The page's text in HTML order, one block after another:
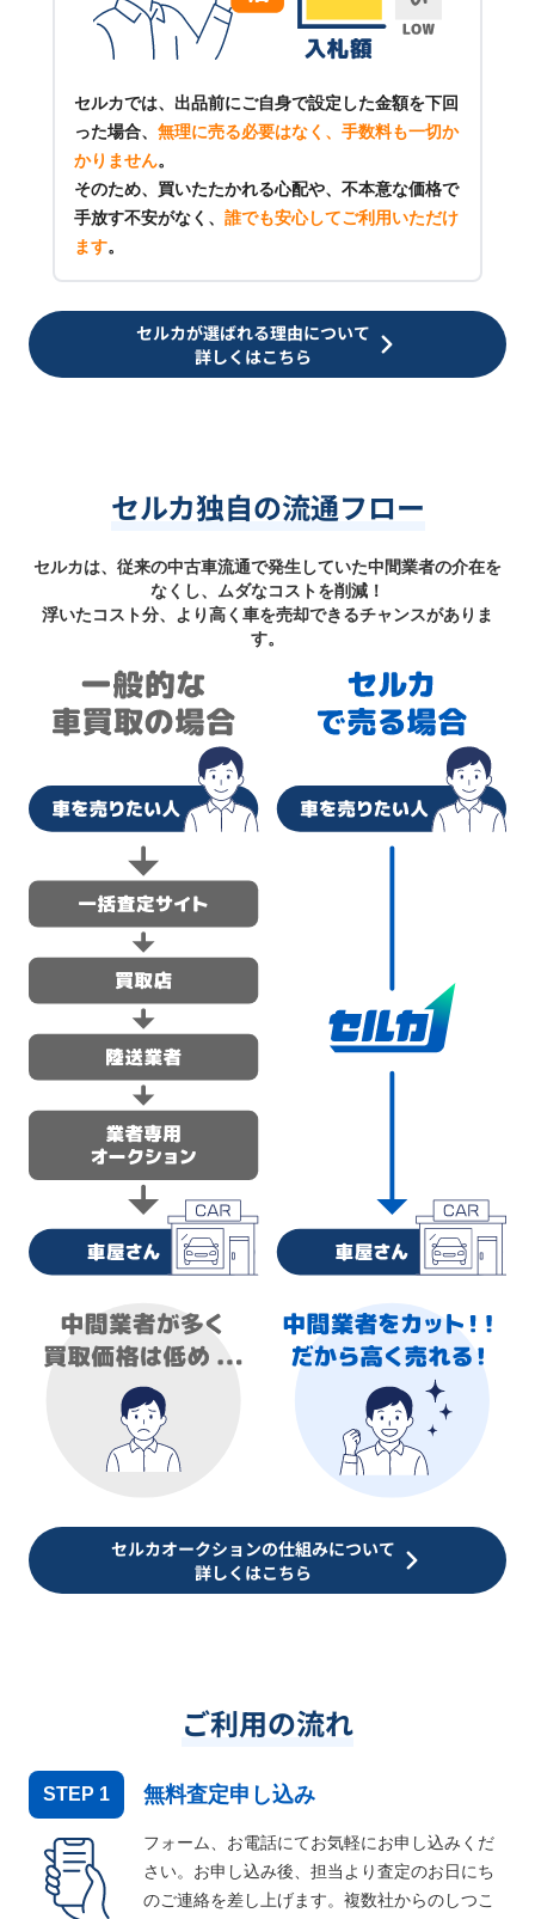
セルカでは、出品前にご自身で設定した金額を下回
った場合、 無理に売る必要はなく、手数料も一切か
かりません。
そのため、買いたたかれる心配や、不本意な価格で
手放す不安がなく、 誰でも安心してご利用いただけ
ます。
セルカが選ばれる理由について
詳しくはこちら
セルカ独自の流通フロー
セルカは、従来の中古車流通で発生していた中間業者の介在を
なくし、ムダなコストを削減！
浮いたコスト分、より高く車を売却できるチャンスがありま
す。
セルカオークションの仕組みについて
詳しくはこちら
ご利用の流れ
STEP 1 無料査定申し込み
フォーム、お電話にてお気軽にお申し込みくだ
さい。お申し込み後、担当より査定のお日にち
のご連絡を差し上げます。複数社からのしつこ